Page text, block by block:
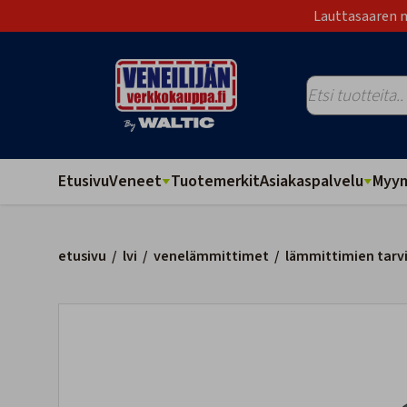
Lauttasaaren
EtusivuVeneet TuotemerkitAsiakaspalvelu
etusivu / lvi / venelämmittimet / lämmittimien